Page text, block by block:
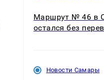
Маршрут № 46 в
остался без
Новости Самары